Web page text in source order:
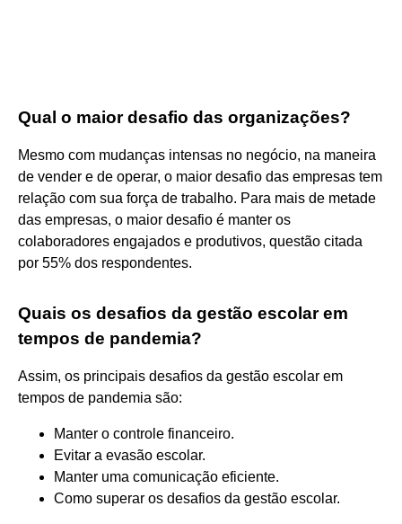
Qual o maior desafio das organizações?
Mesmo com mudanças intensas no negócio, na maneira
de vender e de operar, o maior desafio das empresas tem
relação com sua força de trabalho. Para mais de metade
das empresas, o maior desafio é manter os
colaboradores engajados e produtivos, questão citada
por 55% dos respondentes.
Quais os desafios da gestão escolar em
tempos de pandemia?
Assim, os principais desafios da gestão escolar em
tempos de pandemia são:
Manter o controle financeiro.
Evitar a evasão escolar.
Manter uma comunicação eficiente.
Como superar os desafios da gestão escolar.